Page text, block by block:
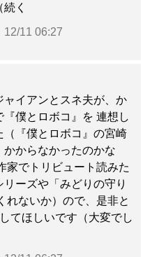
く
12/11 06:27
ャイアンとスネ夫が、か
『僕とロボコ』を 連想し
（『僕とロボコ』の宮崎
かからなかったのかな
家でトリビュート読みた
ーズや「みどりの守り
れないか）ので、是非と
てほしいです（大変でし